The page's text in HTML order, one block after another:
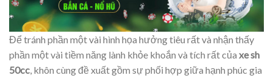
Để tránh phần một vài hình họa hưởng tiêu rất và nhận thấy
phần một vài tiềm năng lành khỏe khoắn và tích rất của xe sh
50cc , khôn cùng đề xuất gồm sự phối hợp giữa hạnh phúc gia